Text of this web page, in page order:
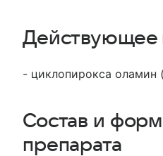
Действующее
- циклопирокса оламин
Состав и
препарата